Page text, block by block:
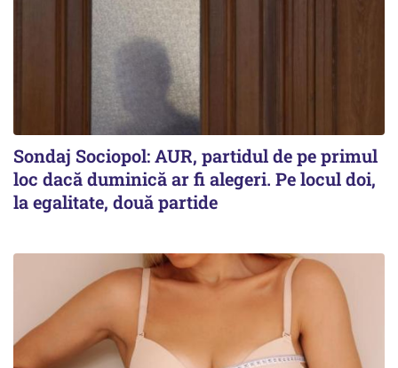
Sondaj Sociopol: AUR, partidul de pe primul
loc dacă duminică ar fi alegeri. Pe locul doi,
la egalitate, două partide